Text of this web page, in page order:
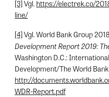
[3]Vgl. https://electrek.co/
line/
[4]Vgl. World Bank Group
Development Report 2019:
Washington D.C.:
Development/The World
http://
WDR-Report.pdf